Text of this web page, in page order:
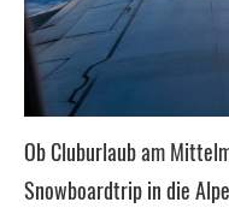
Ob Cluburlaub am
Snowboardtrip in die